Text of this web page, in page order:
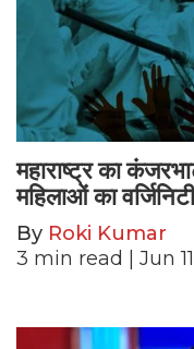
महाराष्ट्र का
महिलाओं का
By Roki Kumar
3 min read | Jun